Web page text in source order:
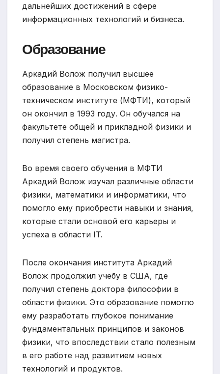
дальнейших достижений в сфере
информационных технологий и бизнеса.
Образование
Аркадий Волож получил высшее
образование в Московском физико-
техническом институте (МФТИ), который
он окончил в 1993 году. Он обучался на
факультете общей и прикладной физики и
получил степень магистра.
Во время своего обучения в МФТИ
Аркадий Волож изучал различные области
физики, математики и информатики, что
помогло ему приобрести навыки и знания,
которые стали основой его карьеры и
успеха в области IT.
После окончания института Аркадий
Волож продолжил учебу в США, где
получил степень доктора философии в
области физики. Это образование помогло
ему разработать глубокое понимание
фундаментальных принципов и законов
физики, что впоследствии стало полезным
в его работе над развитием новых
технологий и продуктов.